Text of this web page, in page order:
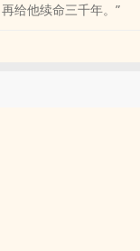
给他续命三千年。”
寿。
秩序。